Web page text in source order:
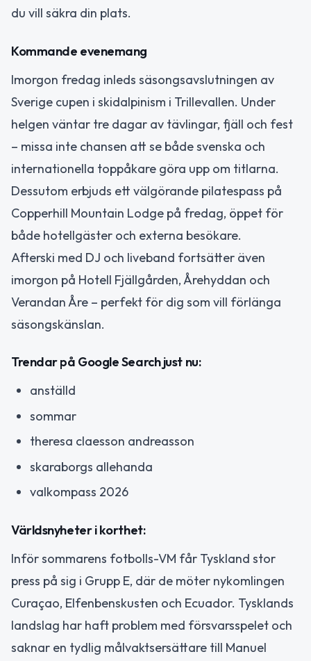
du vill säkra din plats.
Kommande evenemang
Imorgon fredag inleds säsongsavslutningen av
Sverige cupen i skidalpinism i Trillevallen. Under
helgen väntar tre dagar av tävlingar, fjäll och fest
– missa inte chansen att se både svenska och
internationella toppåkare göra upp om titlarna.
Dessutom erbjuds ett välgörande pilatespass på
Copperhill Mountain Lodge på fredag, öppet för
både hotellgäster och externa besökare.
Afterski med DJ och liveband fortsätter även
imorgon på Hotell Fjällgården, Årehyddan och
Verandan Åre – perfekt för dig som vill förlänga
säsongskänslan.
Trendar på Google Search just nu:
anställd
sommar
theresa claesson andreasson
skaraborgs allehanda
valkompass 2026
Världsnyheter i korthet:
Inför sommarens fotbolls-VM får Tyskland stor
press på sig i Grupp E, där de möter nykomlingen
Curaçao, Elfenbenskusten och Ecuador. Tysklands
landslag har haft problem med försvarsspelet och
saknar en tydlig målvaktsersättare till Manuel